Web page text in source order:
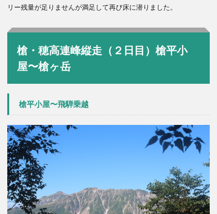
リー残量が足りませんが満足して再び床に潜りました。
槍・穂高連峰縦走（２日目）槍平小
屋〜槍ヶ岳
槍平小屋〜飛騨乗越